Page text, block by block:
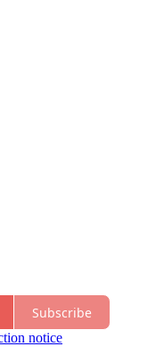
Subscribe
notice